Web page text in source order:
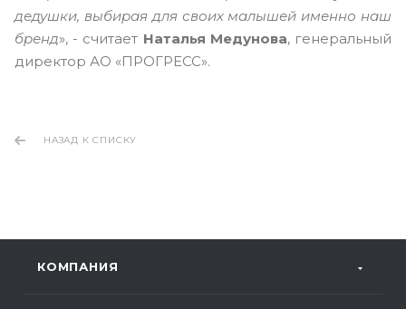
дедушки, выбирая для своих малышей именно наш
бренд», - считает Наталья Медунова, генеральный
директор АО «ПРОГРЕСС».
НАЗАД К СПИСКУ
КОМПАНИЯ